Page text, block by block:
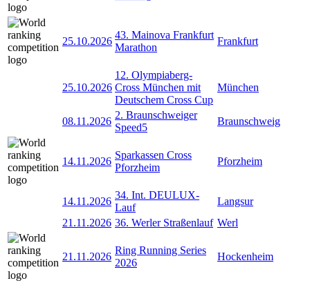
25.10.2026
43. Mainova Frankfurt
Marathon
Frankfurt
25.10.2026
12. Olympiaberg-
Cross München mit
Deutschem Cross Cup
München
08.11.2026
2. Braunschweiger
Speed5
Braunschweig
14.11.2026
Sparkassen Cross
Pforzheim
Pforzheim
14.11.2026
34. Int. DEULUX-
Lauf
Langsur
21.11.2026 36. Werler Straßenlauf Werl
21.11.2026
Ring Running Series
2026
Hockenheim